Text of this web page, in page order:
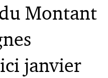
Montant
janvier